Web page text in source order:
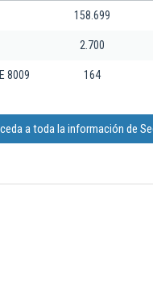
158.699
2.700
8009 164
a toda la información de